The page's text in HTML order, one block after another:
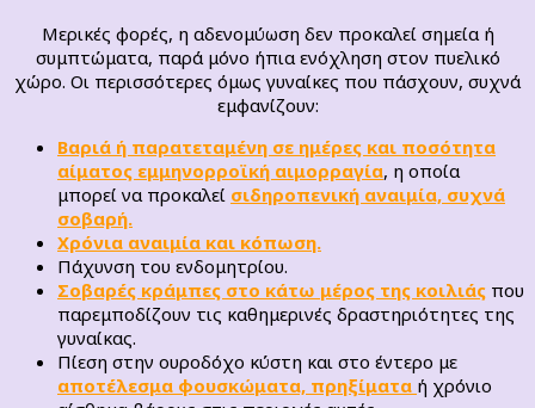
Μερικές φορές, η αδενομύωση δεν προκαλεί σημεία ή
συμπτώματα, παρά μόνο ήπια ενόχληση στον πυελικό
χώρο. Οι περισσότερες όμως γυναίκες που πάσχουν, συχνά
εμφανίζουν:
Βαριά ή παρατεταμένη σε ημέρες και ποσότητα
αίματος εμμηνορροϊκή αιμορραγία, η οποία
μπορεί να προκαλεί σιδηροπενική αναιμία, συχνά
σοβαρή.
Χρόνια αναιμία και κόπωση.
Πάχυνση του ενδομητρίου.
Σοβαρές κράμπες στο κάτω μέρος της κοιλιάς που
παρεμποδίζουν τις καθημερινές δραστηριότητες της
γυναίκας.
Πίεση στην ουροδόχο κύστη και στο έντερο με
αποτέλεσμα φουσκώματα, πρηξίματα ή χρόνιο